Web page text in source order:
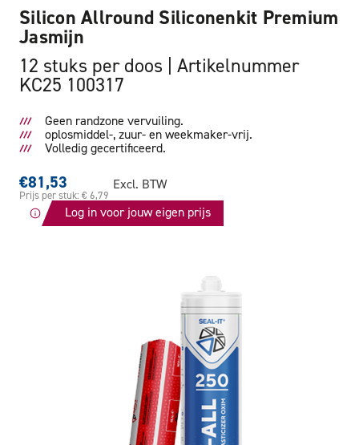
Silicon Allround Siliconenkit Premium
Jasmijn
12 stuks per doos
Artikelnummer
KC25 100317
Geen randzone vervuiling.
oplosmiddel-, zuur- en weekmaker-vrij.
Volledig gecertificeerd.
€81,53
Prijs per stuk: € 6,79
Excl. BTW
Log in voor jouw eigen prijs